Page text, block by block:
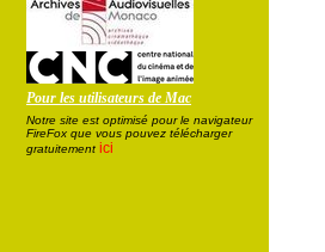
Pour les utilisateurs de Mac
Notre site est optimisé pour le navigateur
FireFox que vous pouvez télécharger
gratuitement ici